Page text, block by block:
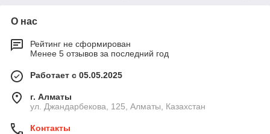
О нас
Рейтинг не сформирован
Менее 5 отзывов за последний год
Работает с 05.05.2025
г. Алматы
ул. Джандарбекова, 125, Алматы, Казахстан
Контакты